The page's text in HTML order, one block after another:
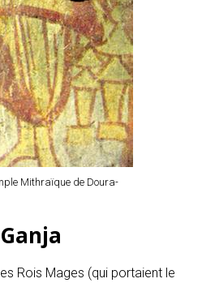
Mithraïque de Doura-
Rois Mages (qui portaient le